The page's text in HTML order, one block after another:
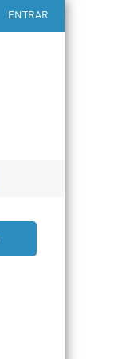
ENTRAR